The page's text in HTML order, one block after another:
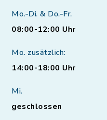
Mo.-Di. & Do.-Fr.
08:00-12:00 Uhr
Mo. zusätzlich:
14:00-18:00 Uhr
Mi.
geschlossen